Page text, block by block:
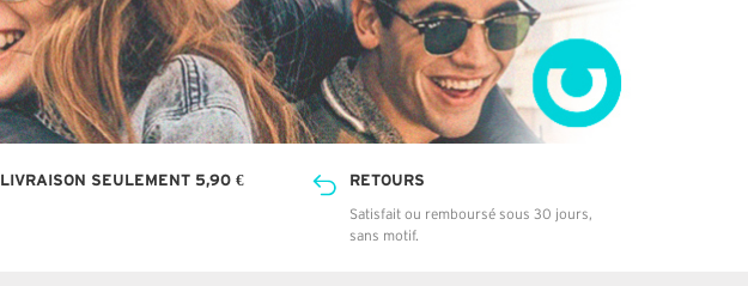
LIVRAISON SEULEMENT 5,90 € RETOURS
Satisfait ou remboursé sous 30 jours,
sans motif.